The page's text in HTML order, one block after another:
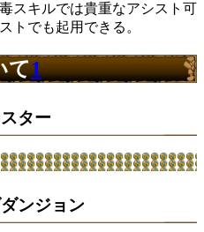
スキルでは貴重なアシスト可
トでも起用できる。
て1
ター
ンジョン